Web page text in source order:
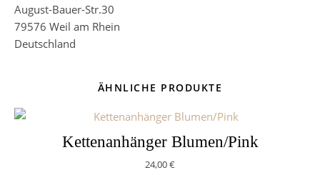
August-Bauer-Str.30
79576 Weil am Rhein
Deutschland
ÄHNLICHE PRODUKTE
Kettenanhänger Blumen/Pink
24,00€